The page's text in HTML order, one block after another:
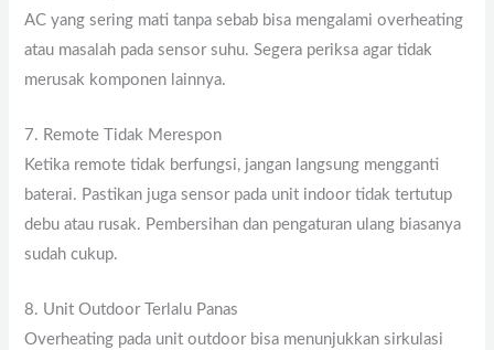
AC yang sering mati tanpa sebab bisa mengalami overheating
atau masalah pada sensor suhu. Segera periksa agar tidak
merusak komponen lainnya.
7. Remote Tidak Merespon
Ketika remote tidak berfungsi, jangan langsung mengganti
baterai. Pastikan juga sensor pada unit indoor tidak tertutup
debu atau rusak. Pembersihan dan pengaturan ulang biasanya
sudah cukup.
8. Unit Outdoor Terlalu Panas
Overheating pada unit outdoor bisa menunjukkan sirkulasi